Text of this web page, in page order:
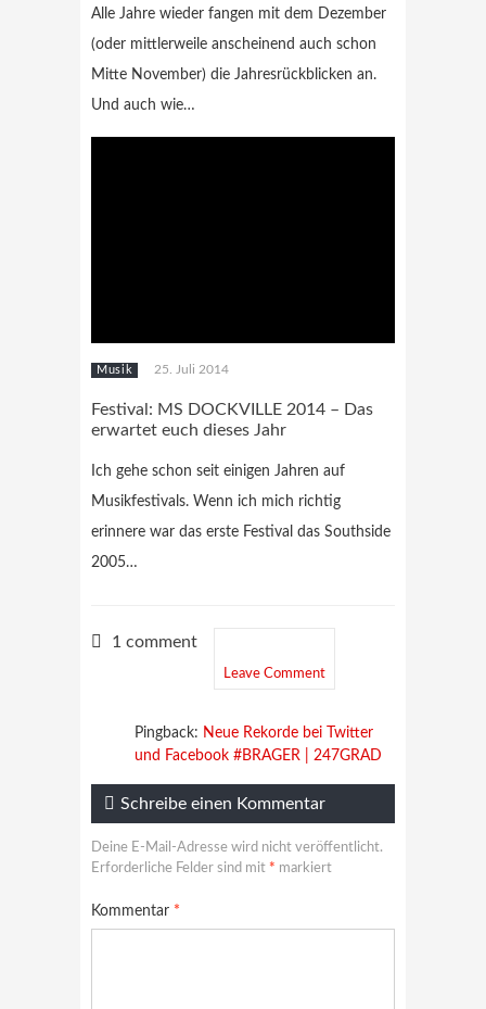
Alle Jahre wieder fangen mit dem Dezember
(oder mittlerweile anscheinend auch schon
Mitte November) die Jahresrückblicken an.
Und auch wie…
Musik 25. Juli 2014
Festival: MS DOCKVILLE 2014 – Das
erwartet euch dieses Jahr
Ich gehe schon seit einigen Jahren auf
Musikfestivals. Wenn ich mich richtig
erinnere war das erste Festival das Southside
2005…
1 comment
Leave Comment
Pingback: Neue Rekorde bei Twitter
und Facebook #BRAGER | 247GRAD
Schreibe einen Kommentar
Deine E-Mail-Adresse wird nicht veröffentlicht.
Erforderliche Felder sind mit * markiert
Kommentar *